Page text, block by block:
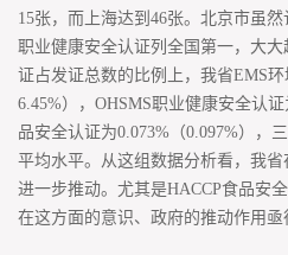
15张，而上海达到46张。北京市虽
职业健康安全认证列全国第一，大
证占发证总数的比例上，我省EMS环
6.45%），OHSMS职业健康安全认
品安全认证为0.073%（0.097%），
平均水平。从这组数据分析看，我省
进一步推动。尤其是HACCP食品安
在这方面的意识、政府的推动作用亟